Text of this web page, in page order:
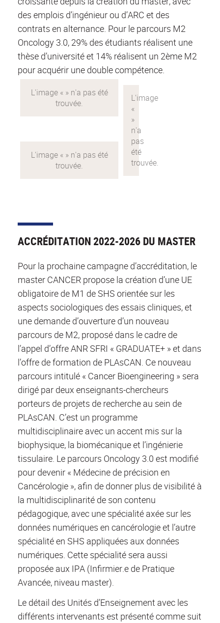
des emplois d’ingénieur ou d’ARC et des
contrats en alternance. Pour le parcours M2
Oncology 3.0, 29% des étudiants réalisent une
thèse d’université et 14% réalisent un 2ème M2
pour acquérir une double compétence.
ACCRÉDITATION 2022-2026 DU MASTER
Pour la prochaine campagne d’accréditation, le
master CANCER propose la création d’une UE
obligatoire de M1 de SHS orientée sur les
aspects sociologiques des essais cliniques, et
une demande d’ouverture d’un nouveau
parcours de M2, proposé dans le cadre de
l’appel d’offre ANR SFRI « GRADUATE+ » et dans
l’offre de formation de PLAsCAN. Ce nouveau
parcours intitulé « Cancer Bioengineering » sera
dirigé par deux enseignants-chercheurs
porteurs de projets de recherche au sein de
PLAsCAN. C’est un programme
multidisciplinaire avec un accent mis sur la
biophysique, la biomécanique et l’ingénierie
tissulaire. Le parcours Oncology 3.0 est modifié
pour devenir « Médecine de précision en
Cancérologie », afin de donner plus de visibilité à
la multidisciplinarité de son contenu
pédagogique, avec une spécialité axée sur les
données numériques en cancérologie et l’autre
spécialité en SHS appliquées aux données
numériques. Cette spécialité sera aussi
proposée aux IPA (Infirmier.e de Pratique
Avancée, niveau master).
Le détail des Unités d’Enseignement avec les
différents intervenants est présenté comme suit